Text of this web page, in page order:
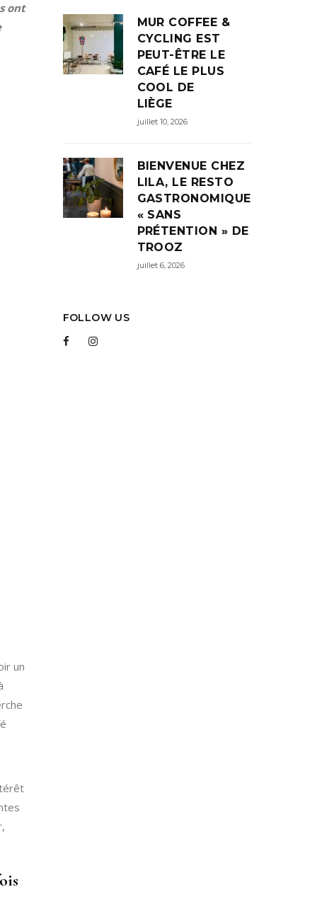
ont
un
MUR COFFEE &
CYCLING EST
PEUT-ÊTRE LE
CAFÉ LE PLUS
COOL DE
LIÈGE
juillet 10, 2026
BIENVENUE CHEZ
LILA, LE RESTO
GASTRONOMIQUE
« SANS
PRÉTENTION » DE
TROOZ
juillet 6, 2026
FOLLOW US